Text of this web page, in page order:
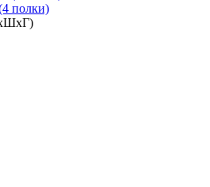
полки)